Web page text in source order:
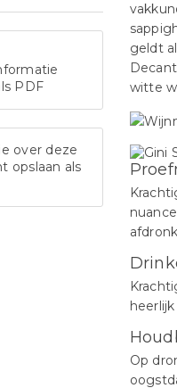
PDF
over deze
opslaan als
geldt
witte
Op